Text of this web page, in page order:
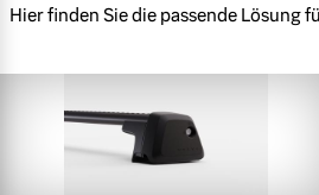
Hier finden Sie die passende Lösung